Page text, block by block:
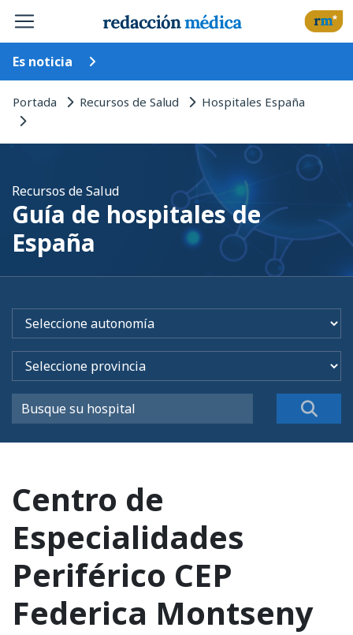
Es noticia
Portada Recursos de Salud Hospitales España
Recursos de Salud
Guía de hospitales de
España
Centro de
Especialidades
Periférico CEP
Federica Montseny